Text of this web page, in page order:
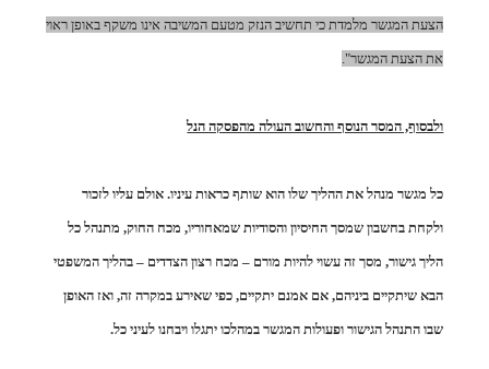
הצעת המגשר מלמדת כי תחשיב הנזק מטעם המשיבה אינו משקף באופן ראוי
את הצעת המגשר".
ולבסוף, המסר הנוסף והחשוב העולה מהפסקה הנל
כל מגשר מנהל את ההליך שלו הוא שותף כראות עיניו. אולם עליו לזכור
ולקחת בחשבון שמסך החיסיון והסודיות שמאחוריו, מכח החוק, מתנהל כל
הליך גישור, מסך זה עשוי להיות מורם – מכח רצון הצדדים – בהליך המשפטי
הבא שיתקיים ביניהם, אם אמנם יתקיים, כפי שאירע במקרה זה, ואז האופן
שבו התנהל הגישור ופעולות המגשר במהלכו יתגלו ויבחנו לעיני כל.